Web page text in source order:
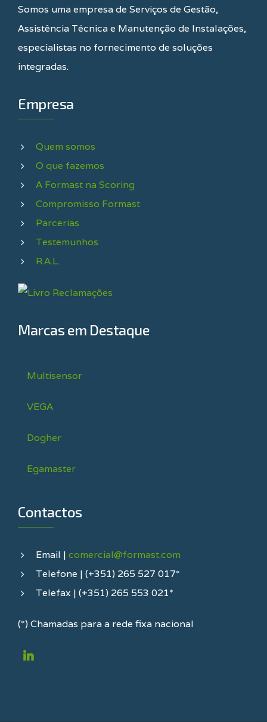
Somos uma empresa de Serviços de Gestão,
Assistência Técnica e Manutenção de Instalações,
especialistas no fornecimento de soluções
integradas.
Empresa
Quem somos
O que fazemos
A Formast na Scoring
Compromisso Formast
Parcerias
Testemunhos
R.A.L.
Marcas em Destaque
Multisensor
VEGA
Dogher
Egamaster
Contactos
Email | comercial@formast.com
Telefone | (+351) 265 527 017*
Telefax | (+351) 265 553 021*
(*) Chamadas para a rede fixa nacional